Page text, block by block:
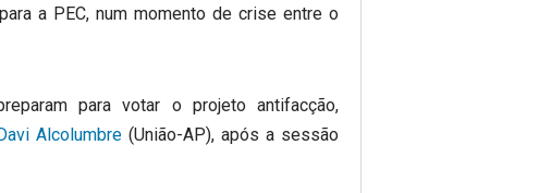
a PEC, num momento de crise entre o
para votar o projeto antifacção,
Alcolumbre(União-AP), após a sessão